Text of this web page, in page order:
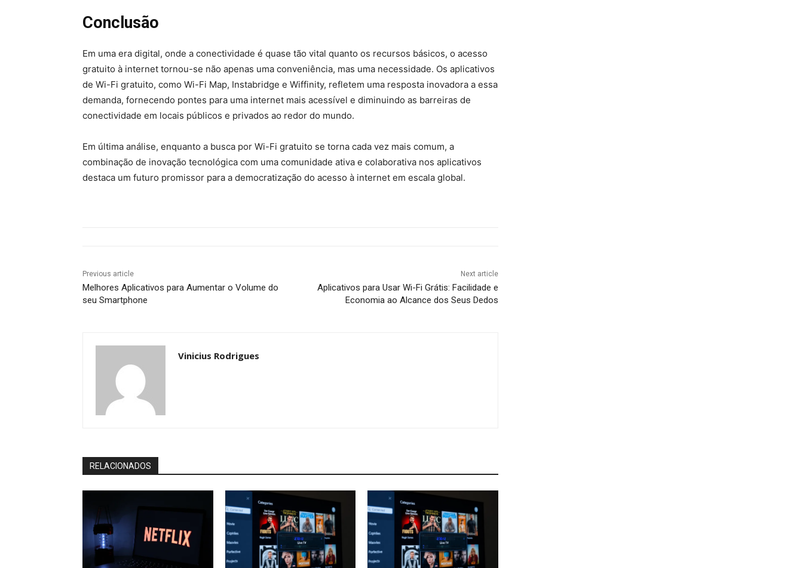
Conclusão
Em uma era digital, onde a conectividade é quase tão vital quanto os recursos básicos, o acesso
gratuito à internet tornou-se não apenas uma conveniência, mas uma necessidade. Os aplicativos
de Wi-Fi gratuito, como Wi-Fi Map, Instabridge e Wiffinity, refletem uma resposta inovadora a essa
demanda, fornecendo pontes para uma internet mais acessível e diminuindo as barreiras de
conectividade em locais públicos e privados ao redor do mundo.
Em última análise, enquanto a busca por Wi-Fi gratuito se torna cada vez mais comum, a
combinação de inovação tecnológica com uma comunidade ativa e colaborativa nos aplicativos
destaca um futuro promissor para a democratização do acesso à internet em escala global.
Previous article
Melhores Aplicativos para Aumentar o Volume do
seu Smartphone
Next article
Aplicativos para Usar Wi-Fi Grátis: Facilidade e
Economia ao Alcance dos Seus Dedos
Vinicius Rodrigues
RELACIONADOS